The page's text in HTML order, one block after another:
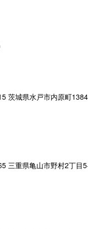
茨城県水戸市内原町
三重県亀山市野村2丁目